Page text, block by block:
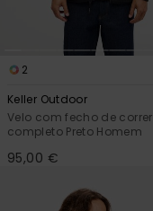
2
Keller Outdoor
Velo com fecho de correr
completo Preto Homem
95,00 €